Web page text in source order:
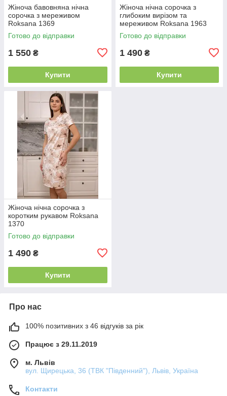
Жіноча бавовняна нічна
сорочка з мереживом
Roksana 1369
Готово до відправки
1 550 ₴
Купити
Жіноча нічна сорочка з
глибоким вирізом та
мереживом Roksana 1963
Готово до відправки
1 490 ₴
Купити
Жіноча нічна сорочка з
коротким рукавом Roksana
1370
Готово до відправки
1 490 ₴
Купити
Про нас
100% позитивних з 46 відгуків за рік
Працює з 29.11.2019
м. Львів
вул. Щирецька, 36 (ТВК "Південний"), Львів, Україна
Контакти